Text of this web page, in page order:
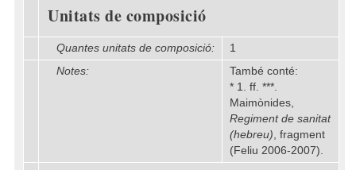
Unitats de composició
Quantes unitats de composició:
1
Notes:
També conté:
* 1. ff. ***.
Maimònides,
Regiment de sanitat
(hebreu), fragment
(Feliu 2006-2007).